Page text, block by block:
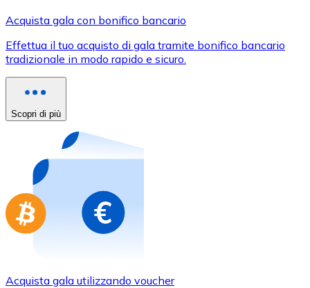
Usa le carte Visa e Mastercard per acquistare
Acquista con carta
Acquista gift card dei tuoi marchi preferiti con
Vai al negozio di carte regalo
Acquista gala con bonifico bancario
Effettua il tuo acquisto di gala tramite bonifico bancario
tradizionale in modo rapido e sicuro.
Scopri di più
Acquista gala utilizzando voucher